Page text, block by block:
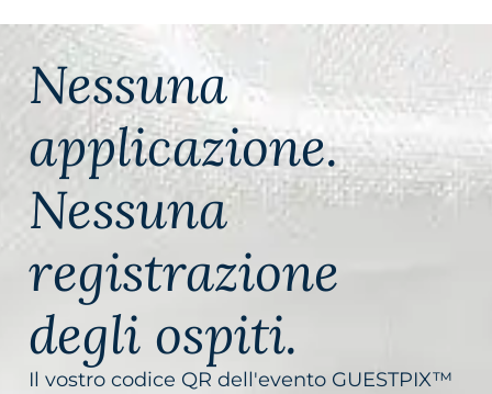
Nessuna
applicazione.
Nessuna
registrazione
degli ospiti.
Il vostro codice QR dell'evento GUESTPIX™